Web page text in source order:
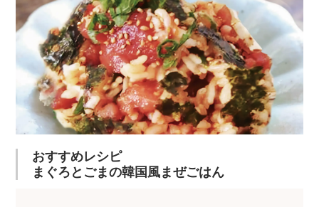
おすすめレシピ
まぐろとごまの韓国風まぜごはん